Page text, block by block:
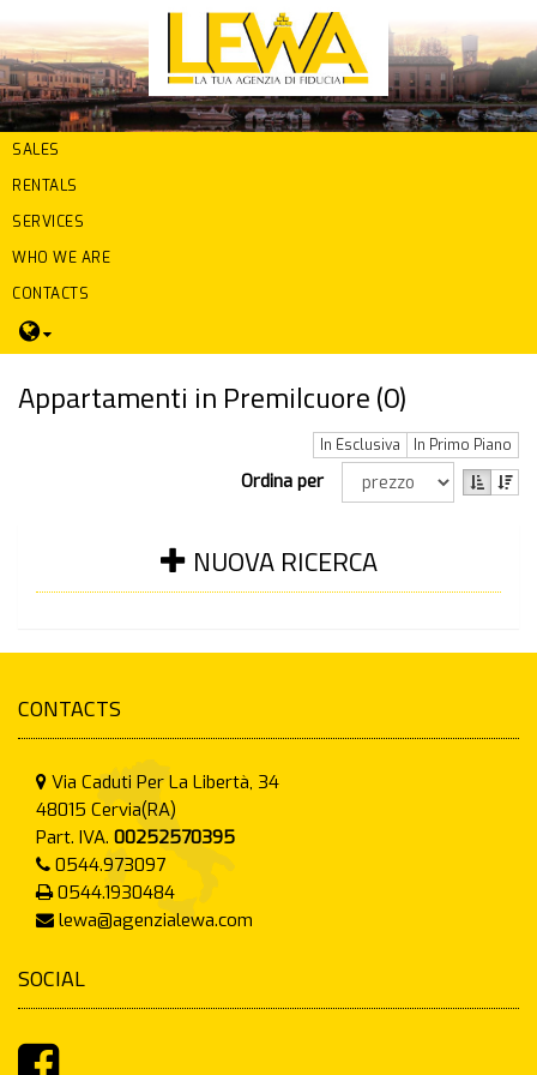
SALES
RENTALS
SERVICES
WHO WE ARE
CONTACTS
Appartamenti in Premilcuore (0)
In Esclusiva In Primo Piano
Ordina per
NUOVA RICERCA
CONTACTS
Via Caduti Per La Libertà, 34
48015 Cervia(RA)
Part. IVA. 00252570395
0544.973097
0544.1930484
lewa@agenzialewa.com
SOCIAL